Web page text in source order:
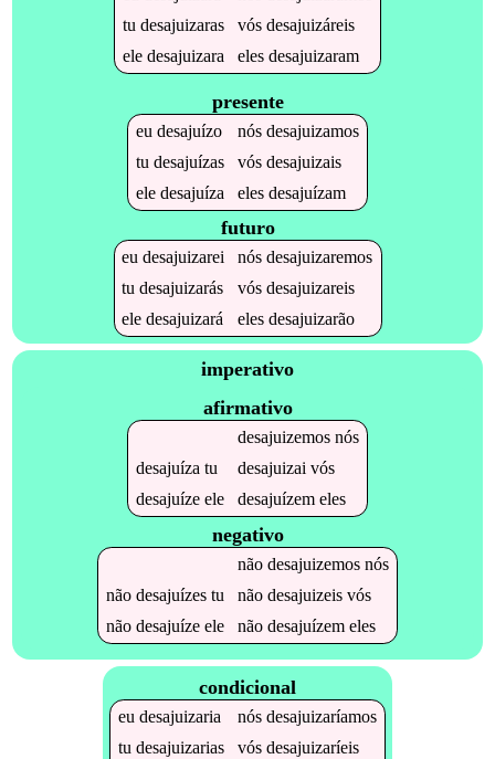
tu desajuizaras vós desajuizáreis
ele desajuizara eles desajuizaram
presente
eu desajuízo nós desajuizamos
tu desajuízas vós desajuizais
ele desajuíza eles desajuízam
futuro
eudesajuizarei nósdesajuizaremos
tudesajuizarás vósdesajuizareis
eledesajuizará elesdesajuizarão
imperativo
afirmativo
desajuizemosnós
desajuíza tu desajuizai vós
desajuízeele desajuízemeles
negativo
não desajuizemosnós
não desajuízestu não desajuizeisvós
não desajuízeele não desajuízemeles
condicional
eu desajuizaria nós desajuizaríamos
tu desajuizarias vós desajuizaríeis